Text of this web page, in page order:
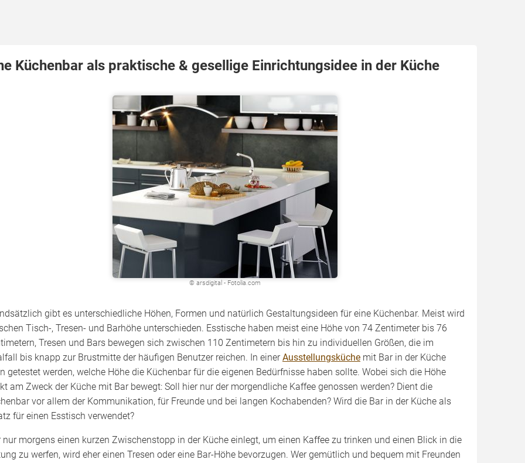
Küchenbar als praktische & gesellige Einrichtungsidee in der Küche
© arsdigital - Fotolia.com
gibt es unterschiedliche Höhen, Formen und natürlich Gestaltungsideen für eine Küchenbar. Meist wird
Tisch-, Tresen- und Barhöhe unterschieden. Esstische haben meist eine Höhe von 74 Zentimeter bis 76
Tresen und Bars bewegen sich zwischen 110 Zentimetern bis hin zu individuellen Größen, die im
bis knapp zur Brustmitte der häufigen Benutzer reichen. In einerAusstellungsküche mit Bar in der Küche
getestet werden, welche Höhe die Küchenbar für die eigenen Bedürfnisse haben sollte. Wobei sich die Höhe
am Zweck der Küche mit Bar bewegt: Soll hier nur der morgendliche Kaffee genossen werden? Dient die
vor allem der Kommunikation, für Freunde und bei langen Kochabenden? Wird die Bar in der Küche als
für einen Esstisch verwendet?
nur morgens einen kurzen Zwischenstopp in der Küche einlegt, um einen Kaffee zu trinken und einen Blick in die
zu werfen, wird eher einen Tresen oder eine Bar-Höhe bevorzugen. Wer gemütlich und bequem mit Freunden